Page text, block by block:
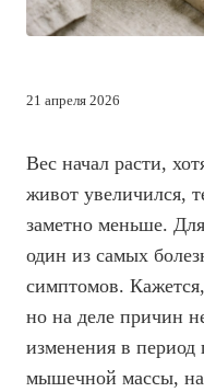
21 апреля 2026
Вес начал расти,
живот увеличился,
заметно меньше.
один из самых
симптомов.
но на деле причин
изменения в
мышечной массы,